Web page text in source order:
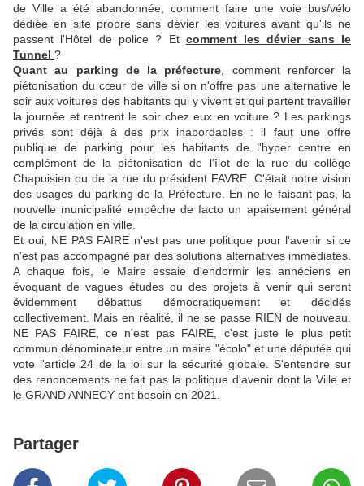
de Ville a été abandonnée, comment faire une voie bus/vélo
dédiée en site propre sans dévier les voitures avant qu'ils ne
passent l'Hôtel de police ? Et comment les dévier sans le
Tunnel ?
Quant au parking de la préfecture , comment renforcer la
piétonisation du cœur de ville si on n'offre pas une alternative le
soir aux voitures des habitants qui y vivent et qui partent travailler
la journée et rentrent le soir chez eux en voiture ? Les parkings
privés sont déjà à des prix inabordables : il faut une offre
publique de parking pour les habitants de l'hyper centre en
complément de la piétonisation de l'îlot de la rue du collège
Chapuisien ou de la rue du président FAVRE. C'était notre vision
des usages du parking de la Préfecture. En ne le faisant pas, la
nouvelle municipalité empêche de facto un apaisement général
de la circulation en ville.
Et oui, NE PAS FAIRE n'est pas une politique pour l'avenir si ce
n'est pas accompagné par des solutions alternatives immédiates.
A chaque fois, le Maire essaie d'endormir les annéciens en
évoquant de vagues études ou des projets à venir qui seront
évidemment débattus démocratiquement et décidés
collectivement. Mais en réalité, il ne se passe RIEN de nouveau.
NE PAS FAIRE, ce n'est pas FAIRE, c'est juste le plus petit
commun dénominateur entre un maire "écolo" et une députée qui
vote l'article 24 de la loi sur la sécurité globale. S'entendre sur
des renoncements ne fait pas la politique d'avenir dont la Ville et
le GRAND ANNECY ont besoin en 2021.
Partager